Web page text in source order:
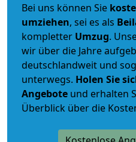
Bei uns können Sie
umziehen, sei es als
kompletter Umzug.
wir über die Jahre
deutschlandweit und
unterwegs. Holen Sie
Angebote und erhalten
Überblick über die